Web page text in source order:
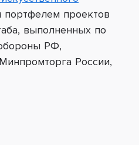
проектов
выполненных по
РФ,
России,